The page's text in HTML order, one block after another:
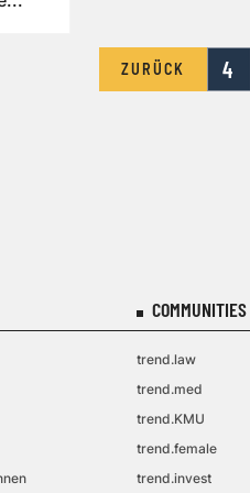
ZURÜCK 4
COMMUNITIES
trend.law
trend.med
trend.KMU
trend.female
trend.invest